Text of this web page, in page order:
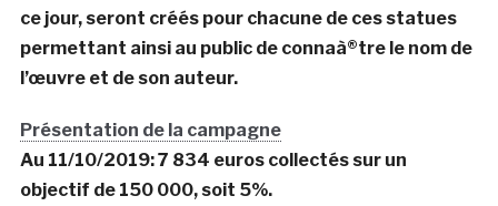
ce jour, seront créés pour chacune de ces statues
permettant ainsi au public de connaà®tre le nom de
l’œuvre et de son auteur.
Présentation de la campagne
Au 11/10/2019: 7 834 euros collectés sur un
objectif de 150 000, soit 5%.